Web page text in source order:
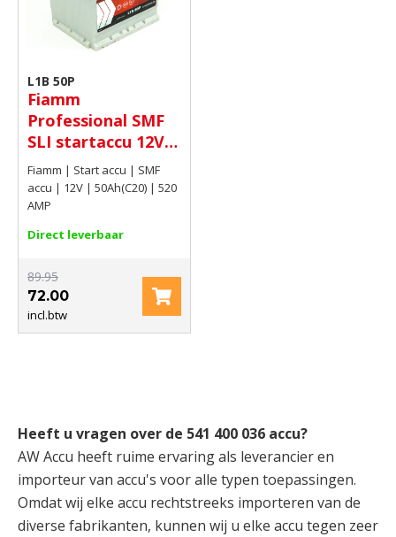
L1B 50P
Fiamm
Professional SMF
SLI startaccu 12V
50Ah(C20) 520 AMP
Fiamm | Start accu | SMF
accu | 12V | 50Ah(C20) | 520
AMP
Direct leverbaar
89.95
72.00
incl.btw
Heeft u vragen over de 541 400 036 accu?
AW Accu heeft ruime ervaring als leverancier en
importeur van accu's voor alle typen toepassingen.
Omdat wij elke accu rechtstreeks importeren van de
diverse fabrikanten, kunnen wij u elke accu tegen zeer